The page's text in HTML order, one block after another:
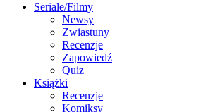
Seriale/Filmy
Newsy
Zwiastuny
Recenzje
Zapowiedź
Quiz
Książki
Recenzje
Komiksy